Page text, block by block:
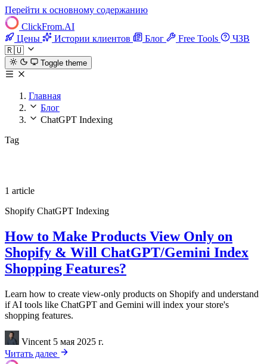
Перейти к основному содержанию
ClickFrom.AI
Цены
Истории клиентов Блог Free Tools
ЧЗВ
🇷🇺
Toggle theme
Главная
Блог
ChatGPT Indexing
Tag
1 article
Shopify ChatGPT Indexing
How to Make Products View Only on
Shopify & Will ChatGPT/Gemini Index
Shopping Features?
Learn how to create view-only products on Shopify and understand
if AI tools like ChatGPT and Gemini will index your store's
shopping features.
Vincent 5 мая 2025 г.
Читать далее